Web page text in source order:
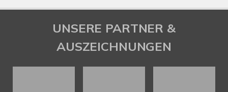
UNSERE PARTNER &
AUSZEICHNUNGEN